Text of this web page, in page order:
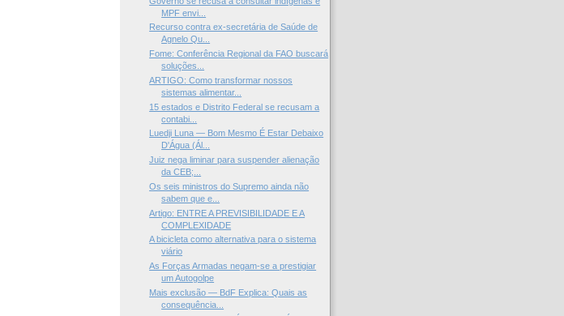
MPF envi...
Recurso contra ex-secretária de Saúde de
Agnelo Qu...
Fome: Conferência Regional da FAO buscará
soluções...
ARTIGO: Como transformar nossos
sistemas alimentar...
15 estados e Distrito Federal se recusam a
contabi...
Luedji Luna — Bom Mesmo É Estar Debaixo
D'Água (Ál...
Juiz nega liminar para suspender alienação
da CEB;...
Os seis ministros do Supremo ainda não
sabem que e...
Artigo: ENTRE A PREVISIBILIDADE E A
COMPLEXIDADE
A bicicleta como alternativa para o sistema
viário
As Forças Armadas negam-se a prestigiar
um Autogolpe
Mais exclusão — BdF Explica: Quais as
consequência...